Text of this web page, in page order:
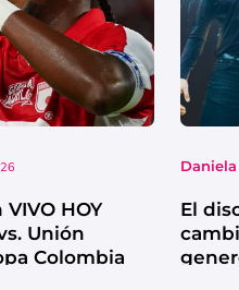
HOY
Unión
Colombia
El